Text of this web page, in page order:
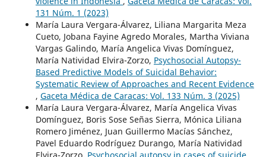
131 Núm. 1 (2023)
María Laura Vergara-Álvarez, Liliana Margarita Meza
Cueto, Jobana Fayine Agredo Morales, Martha Viviana
Vargas Galindo, María Angelica Vivas Domínguez,
María Natividad Elvira-Zorzo, Psychosocial Autopsy-
Based Predictive Models of Suicidal Behavior:
Systematic Review of Approaches and Recent Evidence
, Gaceta Médica de Caracas: Vol. 133 Núm. 3 (2025)
María Laura Vergara-Álvarez, María Angelica Vivas
Domínguez, Boris Sose Señas Sierra, Mónica Liliana
Romero Jiménez, Juan Guillermo Macías Sánchez,
Pavel Eduardo Rodríguez Durango, María Natividad